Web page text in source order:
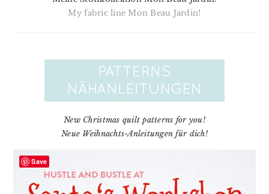
My fabric line Mon Beau Jardin!
New Christmas quilt patterns for you!
Neue Weihnachts-Anleitungen für dich!
Save